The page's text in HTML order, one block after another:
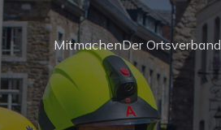
MitmachenDer Ortsverband